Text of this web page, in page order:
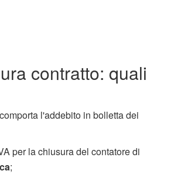
contratto: quali
l'addebito in bolletta dei
per la chiusura del contatore di
;